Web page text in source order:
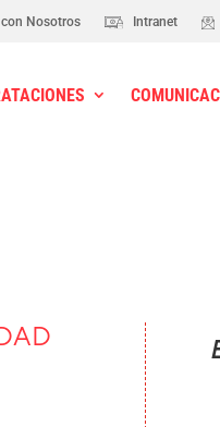
con Nosotros Intranet